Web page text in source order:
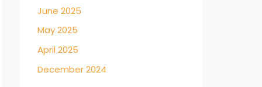
June 2025
May 2025
April 2025
December 2024